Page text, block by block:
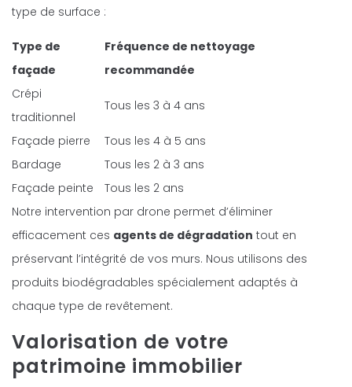
type de surface :
Type de
façade
Fréquence de nettoyage
recommandée
Crépi
traditionnel
Tous les 3 à 4 ans
Façade pierre
Tous les 4 à 5 ans
Bardage
Tous les 2 à 3 ans
Façade peinte
Tous les 2 ans
Notre intervention par drone permet d’éliminer
efficacement ces agents de dégradation tout en
préservant l’intégrité de vos murs. Nous utilisons des
produits biodégradables spécialement adaptés à
chaque type de revêtement.
Valorisation de votre
patrimoine immobilier